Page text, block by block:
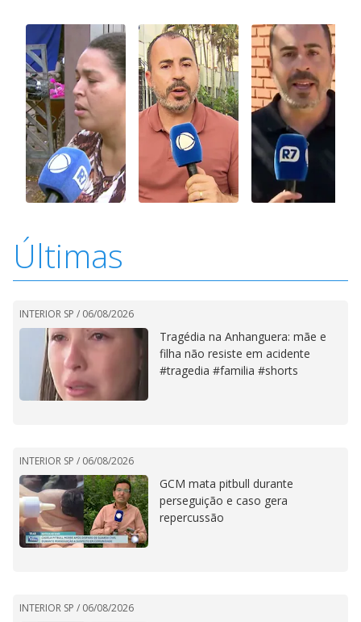
Últimas
INTERIOR SP / 06/08/2026
Tragédia na Anhanguera: mãe e
filha não resiste em acidente
#tragedia #familia #shorts
INTERIOR SP / 06/08/2026
GCM mata pitbull durante
perseguição e caso gera
repercussão
INTERIOR SP / 06/08/2026